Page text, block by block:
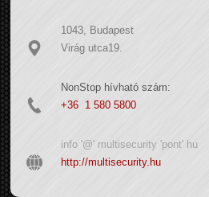
1043, Budapest
Virág utca19.
NonStop hívható szám:
+36 1 580 5800
info '@' multisecurity 'pont' hu
http://multisecurity.hu